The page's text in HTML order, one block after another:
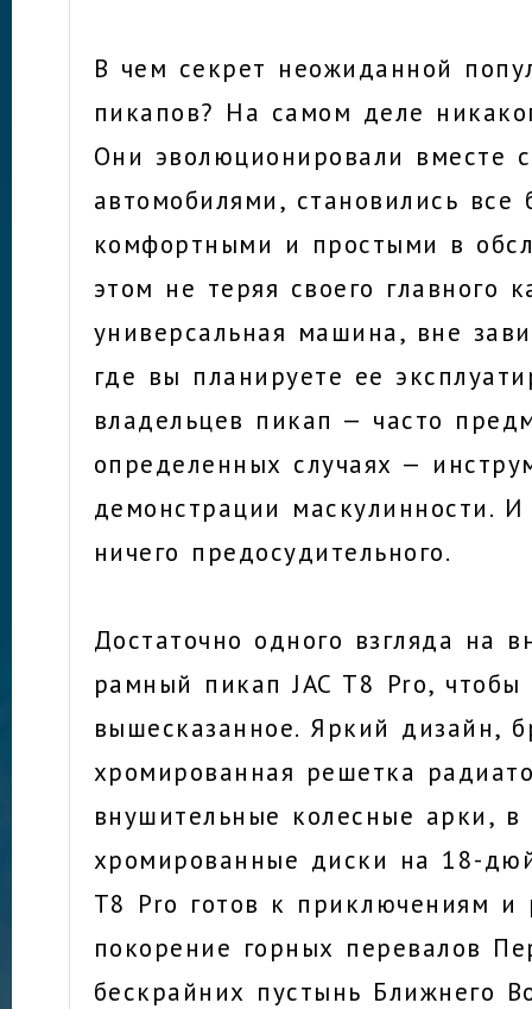
В чем секрет неожиданной
пикапов? На самом деле
Они эволюционировали вместе
автомобилями, становились все
комфортными и простыми в
этом не теряя своего главного
универсальная машина, вне
где вы планируете ее
владельцев пикап — часто
определенных случаях —
демонстрации маскулинности.
ничего предосудительного.
Достаточно одного взгляда на
рамный пикап JAC T8 Pro,
вышесказанное. Яркий дизайн,
хромированная решетка
внушительные колесные арки, в
хромированные диски на 18-
T8 Pro готов к приключениям и
покорение горных перевалов
бескрайних пустынь Ближнего